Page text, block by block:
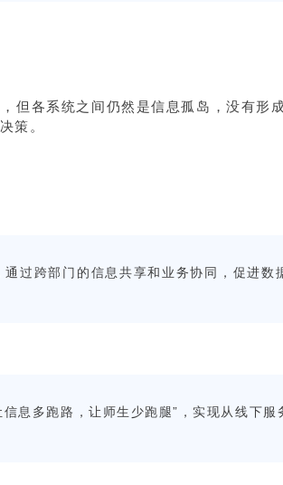
但各系统之间仍然是信息孤岛，没有形
策。
过跨部门的信息共享和业务协同，促进数
息多跑路，让师生少跑腿”，实现从线下